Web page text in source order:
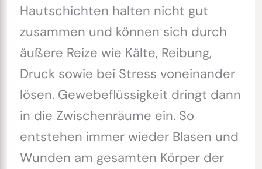
Hautschichten halten nicht gut
zusammen und können sich durch
äußere Reize wie Kälte, Reibung,
Druck sowie bei Stress voneinander
lösen. Gewebeflüssigkeit dringt dann
in die Zwischenräume ein. So
entstehen immer wieder Blasen und
Wunden am gesamten Körper der